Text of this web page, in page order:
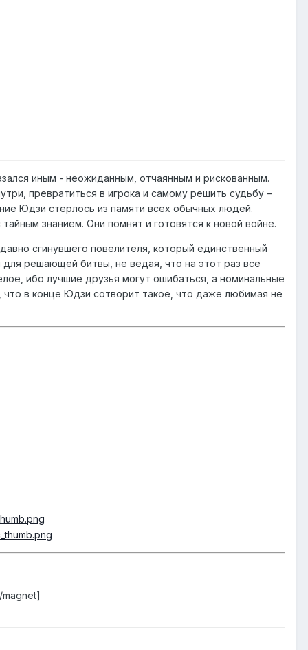
иным - неожиданным, отчаянным и рискованным.
превратиться в игрока и самому решить судьбу –
Юдзи стерлось из памяти всех обычных людей.
знанием. Они помнят и готовятся к новой войне.
сгинувшего повелителя, который единственный
решающей битвы, не ведая, что на этот раз все
ибо лучшие друзья могут ошибаться, а номинальные
что в конце Юдзи сотворит такое, что даже любимая не